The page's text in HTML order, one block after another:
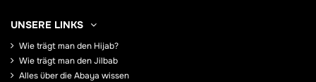
UNSERE LINKS
Wie trägt man den Hijab?
Wie trägt man den Jilbab
Alles über die Abaya wissen